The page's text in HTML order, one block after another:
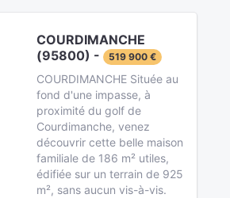
COURDIMANCHE
(95800) -
519 900 €
COURDIMANCHE Située au
fond d'une impasse, à
proximité du golf de
Courdimanche, venez
découvrir cette belle maison
familiale de 186 m² utiles,
édifiée sur un terrain de 925
m², sans aucun vis-à-vis.